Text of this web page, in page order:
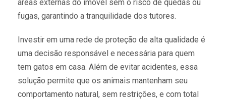
áreas externas do imóvel sem o risco de quedas ou
fugas, garantindo a tranquilidade dos tutores.
Investir em uma rede de proteção de alta qualidade é
uma decisão responsável e necessária para quem
tem gatos em casa. Além de evitar acidentes, essa
solução permite que os animais mantenham seu
comportamento natural, sem restrições, e com total